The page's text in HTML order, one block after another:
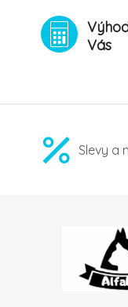
Vás
Slevy a